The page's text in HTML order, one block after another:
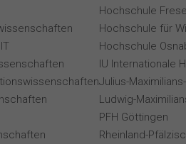
Hochschule
Hochschule für
Hochschule
IU Internationale
Julius-
Ludwig-
PFH Göttingen
Rheinland-